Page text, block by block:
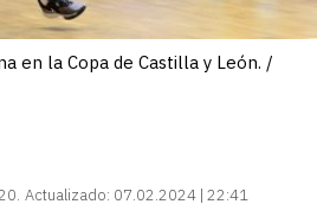
en la Copa de Castilla y León. /
Actualizado: 07.02.2024 | 22:41